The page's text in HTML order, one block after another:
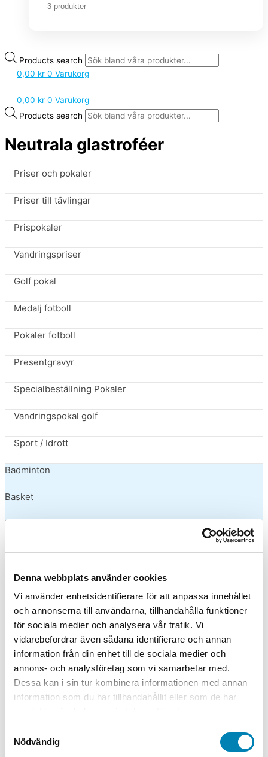
Denna webbplats använder cookies
Vi använder enhetsidentifierare för att anpassa innehållet
och annonserna till användarna, tillhandahålla funktioner
för sociala medier och analysera vår trafik. Vi
vidarebefordrar även sådana identifierare och annan
information från din enhet till de sociala medier och
annons- och analysföretag som vi samarbetar med.
Dessa kan i sin tur kombinera informationen med annan
information som du har tillhandahållit eller som de har
Nödvändig
3 produkter
Products search
0,00 kr 0 Varukorg
0,00 kr 0 Varukorg
Products search
Neutrala glastroféer
Priser och pokaler
Priser till tävlingar
Prispokaler
Vandringspriser
Golf pokal
Medalj fotboll
Pokaler fotboll
Presentgravyr
Specialbeställning Pokaler
Vandringspokal golf
Sport / Idrott
Badminton
Basket
Biljard
Bordtennis
Boule
Boxning
Bågskytte
Cykel
Dans
Dart